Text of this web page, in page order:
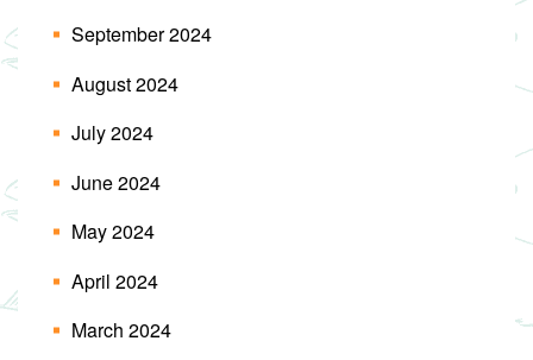
September 2024
August 2024
July 2024
June 2024
May 2024
April 2024
March 2024